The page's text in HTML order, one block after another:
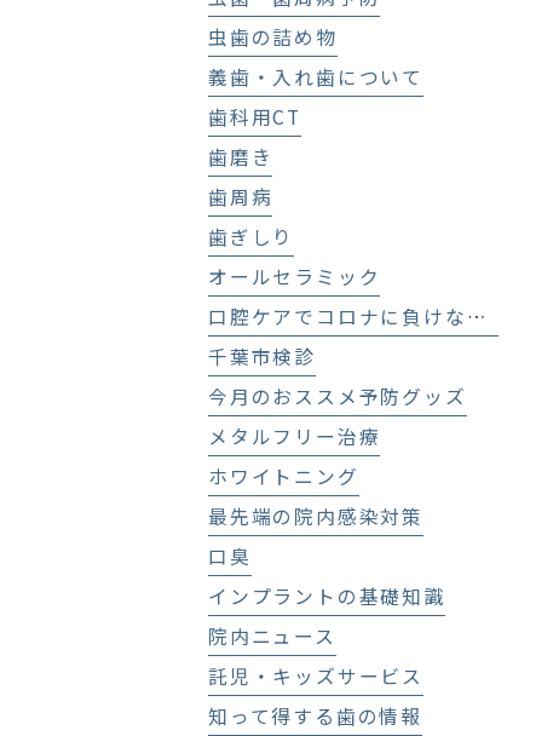
虫歯の詰め物
義歯・入れ歯について
歯科用CT
歯磨き
歯周病
歯ぎしり
オールセラミック
口腔ケアでコロナに負けない！
千葉市検診
今月のおススメ予防グッズ
メタルフリー治療
ホワイトニング
最先端の院内感染対策
口臭
インプラントの基礎知識
院内ニュース
託児・キッズサービス
知って得する歯の情報